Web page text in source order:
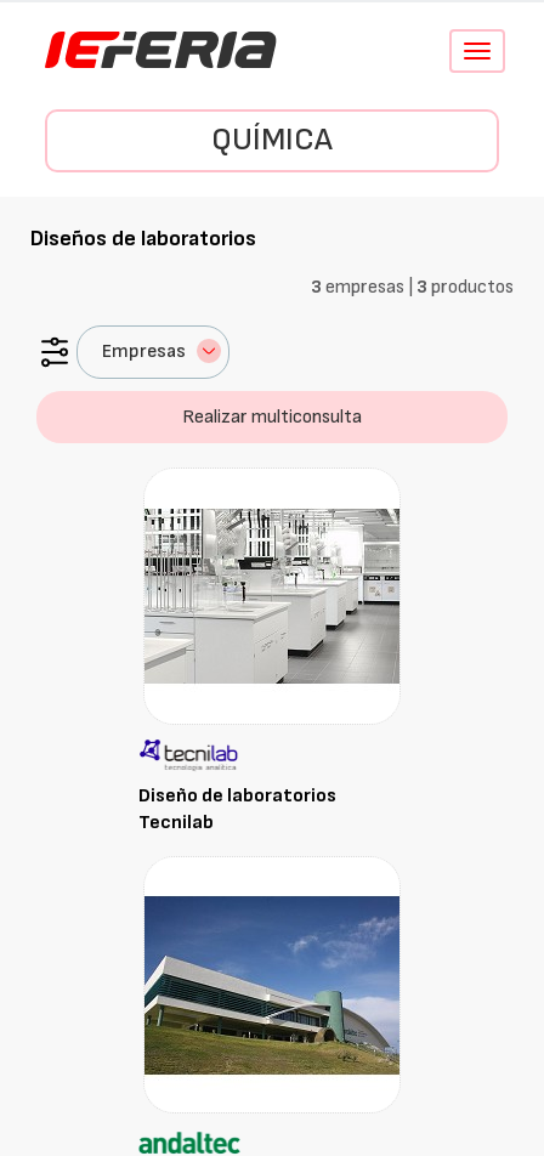
Conmutar
QUÍMICA
Diseños de laboratorios
3 empresas | 3 productos
Empresas
Realizar multiconsulta
Diseño de laboratorios
Tecnilab